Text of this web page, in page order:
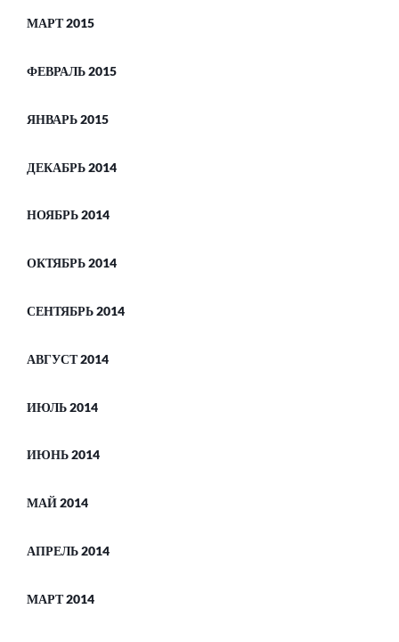
МАРТ 2015
ФЕВРАЛЬ 2015
ЯНВАРЬ 2015
ДЕКАБРЬ 2014
НОЯБРЬ 2014
ОКТЯБРЬ 2014
СЕНТЯБРЬ 2014
АВГУСТ 2014
ИЮЛЬ 2014
ИЮНЬ 2014
МАЙ 2014
АПРЕЛЬ 2014
МАРТ 2014